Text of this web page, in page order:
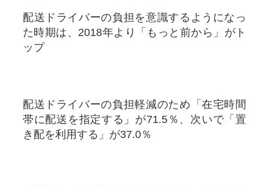
配送ドライバーの負担を意識するようになっ
た時期は、2018年より「もっと前から」がト
ップ
配送ドライバーの負担軽減のため「在宅時間
帯に配送を指定する」が71.5％、次いで「置
き配を利用する」が37.0％